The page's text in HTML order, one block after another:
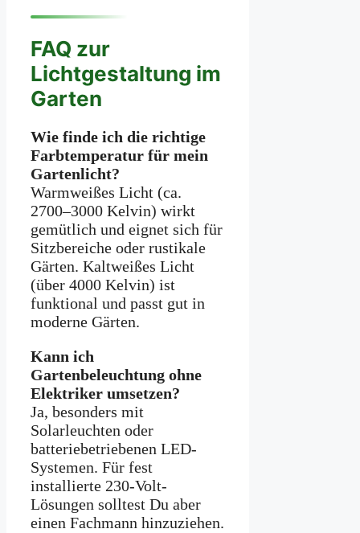
FAQ zur
Lichtgestaltung im
Garten
Wie finde ich die richtige
Farbtemperatur für mein
Gartenlicht?
Warmweißes Licht (ca.
2700–3000 Kelvin) wirkt
gemütlich und eignet sich für
Sitzbereiche oder rustikale
Gärten. Kaltweißes Licht
(über 4000 Kelvin) ist
funktional und passt gut in
moderne Gärten.
Kann ich
Gartenbeleuchtung ohne
Elektriker umsetzen?
Ja, besonders mit
Solarleuchten oder
batteriebetriebenen LED-
Systemen. Für fest
installierte 230-Volt-
Lösungen solltest Du aber
einen Fachmann hinzuziehen.